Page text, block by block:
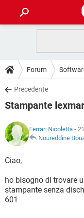
INTRATTENIMENTO
iOS
INSTAGRAM
TIKTOK
HARDWARE
GUIDE
COVID-19
INSTAGRAM
TIKTOK
HARDWARE
DOWNLOAD
COVID-19
INTRATTENIMENTO
iOS
INSTAGRAM
HARDWARE
FORUM
COVID-19
INTRATTENIMENTO
iOS
INSTAGRAM
TIKTOK
GLOSSARIO
COVID-19
iOS
Forum
Precedente
Stampante
Ferrari Nicoletta -
Noureddine
Ciao,
ho bisogno di trovare
stampante senza
601